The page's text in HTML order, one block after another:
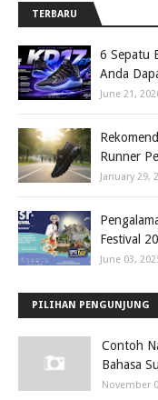
TERBARU
6 Sepatu
Anda
June 21,
Runner
January 29,
Festival
June 03,
PILIHAN PENGUNJUNG
Contoh
Bahasa
November